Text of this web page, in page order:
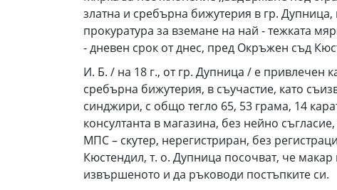
златна и сребърна бижутерия в гр.
прокуратура за вземане на най - тежката
- дневен срок от днес, пред Окръжен съд
И. Б. / на 18 г., от гр. Дупница / е привлечен
сребърна бижутерия, в съучастие, като
синджири, с общо тегло 65, 53 грама, 14
консултанта в магазина, без нейно
МПС – скутер, нерегистриран, без
Кюстендил, т. о. Дупница посочват, че
извършеното и да ръководи постъпките си.